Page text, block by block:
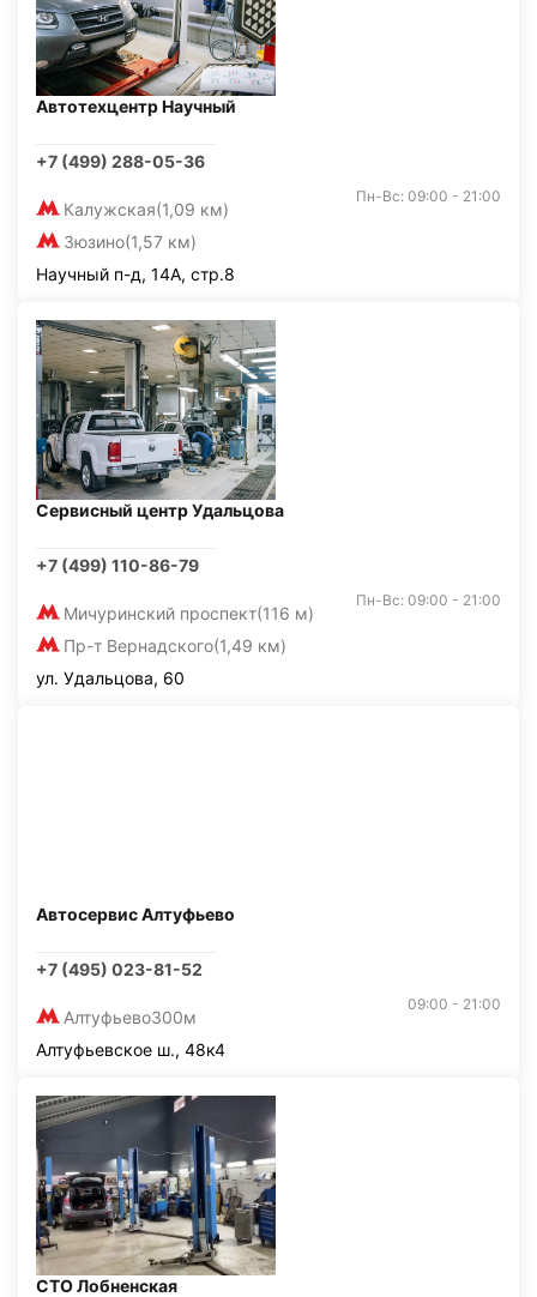
Автотехцентр Научный
+7 (499) 288-05-36
Калужская(1,09 км)
Зюзино(1,57 км)
Пн-Вс: 09:00 - 21:00
Научный п-д, 14А, стр.8
Сервисный центр Удальцова
+7 (499) 110-86-79
Мичуринский проспект(116 м)
Пр-т Вернадского(1,49 км)
Пн-Вс: 09:00 - 21:00
ул. Удальцова, 60
Автосервис Алтуфьево
+7 (495) 023-81-52
Алтуфьево300м
09:00 - 21:00
Алтуфьевское ш., 48к4
СТО Лобненская